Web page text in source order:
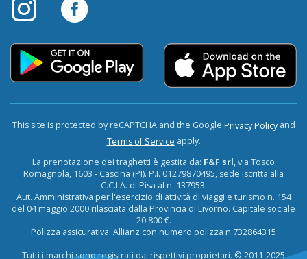
This site is protected by reCAPTCHA and the Google Privacy Policyand
Terms of Service apply.
La prenotazione dei traghetti è gestita da: F&F srl, via Tosco
Romagnola, 1603 - Cascina (PI). P.I. 01279870495, sede iscritta alla
C.C.I.A. di Pisa al n. 137953.
Aut. Amministrativa per l'esercizio di attività di viaggi e turismo n. 154
del 04 maggio 2000 rilasciata dalla Provincia di Livorno. Capitale sociale
20.800 €.
Polizza assicurativa: Allianz con numero polizza n.732864315
Tutti i marchi sono registrati dai rispettivi proprietari. © 2011-2025